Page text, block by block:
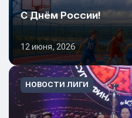
С Днём России!
12 июня, 2026
НОВОСТИ ЛИГИ